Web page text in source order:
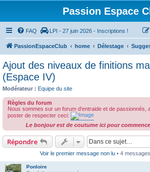
Passion Espace
FAQ LPI - 27 juin 2026 - Inscriptions !
PassionEspaceClub home Délestage
Ajout des niveaux de finitions
(Espace IV)
Modérateur : Equipe du site
Règles du forum
Nous sommes sur un forum d'entraide et de passionnés,
poster de respecter ceci:
Le bonjour est de coutume ici pour
Répondre
Voir le premier message non lu• 4
Ponloire